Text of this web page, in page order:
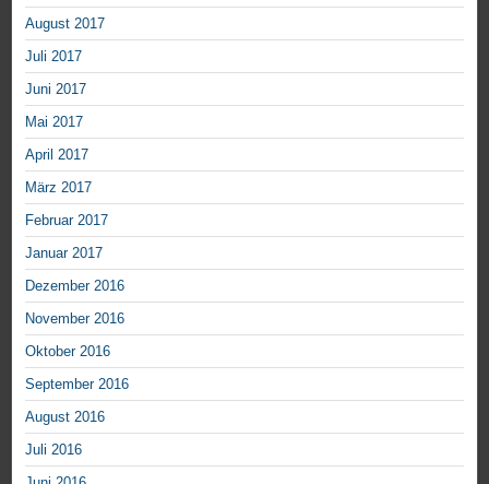
August 2017
Juli 2017
Juni 2017
Mai 2017
April 2017
März 2017
Februar 2017
Januar 2017
Dezember 2016
November 2016
Oktober 2016
September 2016
August 2016
Juli 2016